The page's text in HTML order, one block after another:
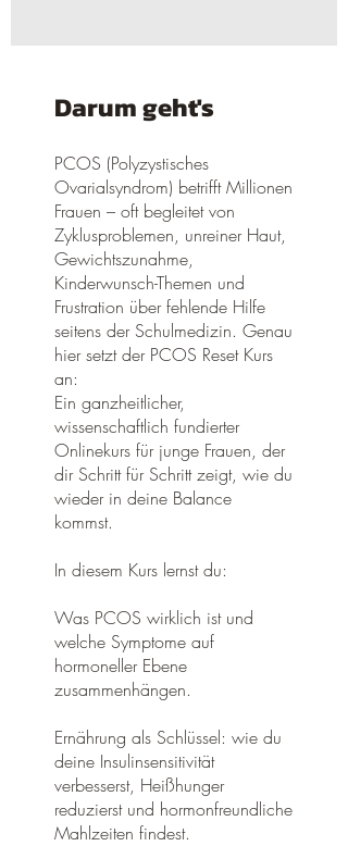
Darum geht's
PCOS (Polyzystisches
Ovarialsyndrom) betrifft Millionen
Frauen – oft begleitet von
Zyklusproblemen, unreiner Haut,
Gewichtszunahme,
Kinderwunsch-Themen und
Frustration über fehlende Hilfe
seitens der Schulmedizin. Genau
hier setzt der PCOS Reset Kurs
an:
Ein ganzheitlicher,
wissenschaftlich fundierter
Onlinekurs für junge Frauen, der
dir Schritt für Schritt zeigt, wie du
wieder in deine Balance
kommst.
In diesem Kurs lernst du:
Was PCOS wirklich ist und
welche Symptome auf
hormoneller Ebene
zusammenhängen.
Ernährung als Schlüssel: wie du
deine Insulinsensitivität
verbesserst, Heißhunger
reduzierst und hormonfreundliche
Mahlzeiten findest.